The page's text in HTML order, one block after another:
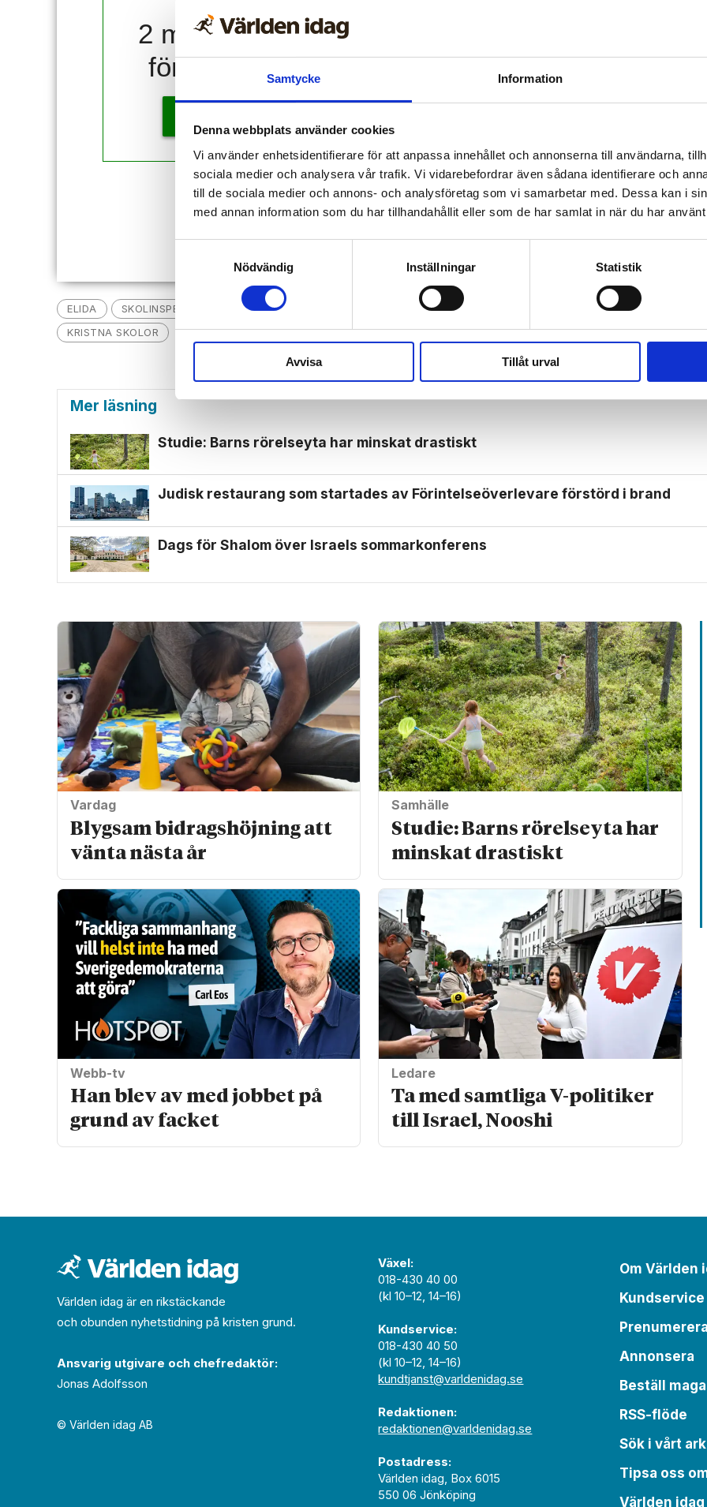
Samtycke Information
Denna webbplats använder cookies
Vi använder enhetsidentifierare för att anpassa innehållet och annonserna till användarna,
sociala medier och analysera vår trafik. Vi vidarebefordrar även sådana identifierare och
till de sociala medier och annons- och analysföretag som vi samarbetar med. Dessa kan i
med annan information som du har tillhandahållit eller som de har samlat in när du har
Nödvändig
Inställningar Statistik
Avvisa Tillåt urval
2 månader
för 10 kr!
Redan prenumerant? Logga in
Mina Sidor
ELIDA SKOLINSPEKTIONEN CLAPHAMINSTITUTET ALMEDALEN NYHETER
SKOLAN
KRISTNA SKOLOR
Mer läsning
Studie: Barns rörelseyta har minskat drastiskt
Judisk restaurang som startades av Förintelse­överlevare förstörd i brand
Dags för Shalom över Israels sommarkonferens
Vardag
Blygsam bidrags­höjning att
vänta nästa år
Webb-tv
Han blev av med jobbet på
grund av facket
Samhälle
Studie: Barns rörelseyta har
minskat drastiskt
Ledare
Ta med samtliga V-politiker
till Israel, Nooshi
Världen idag är en rikstäckande
och obunden nyhets­­­tidning på kristen grund.
Ansvarig utgivare och chef­redaktör:
Jonas Adolfsson
© Världen idag AB
Växel:
018-430 40 00
(kl 10–12, 14–16)
Kundservice:
018-430 40 50
(kl 10–12, 14–16)
kundtjanst@varldenidag.se
Redaktionen:
redaktionen@varldenidag.se
Postadress:
Världen idag, Box 6015
550 06 Jönköping
Om Världen
Kundservice
Annonsera
Beställ
RSS-flöde
Sök i vårt
Tipsa oss
Världen